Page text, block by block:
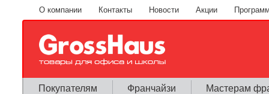
Перейти к основному содержанию
О компании Контакты Новости Акции
Покупателям Франчайзи Мастерам